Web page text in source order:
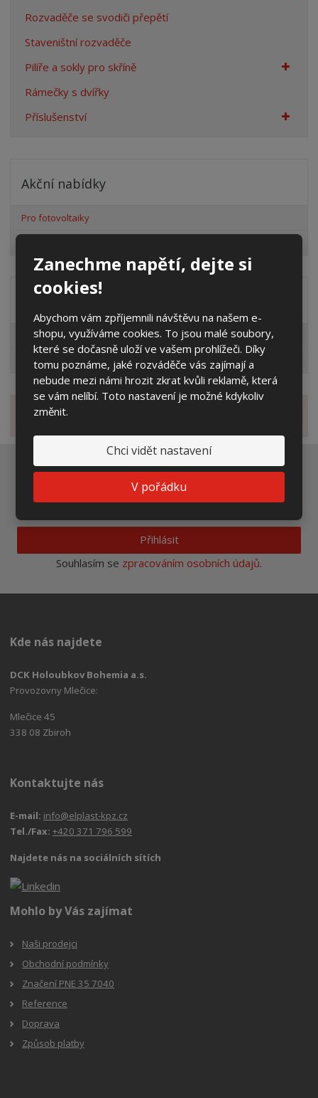
Zanechme napětí, dejte si
cookies!
Abychom vám zpříjemnili návštěvu na našem e-
shopu, využíváme cookies. To jsou malé soubory,
které se dočasně uloží ve vašem prohlížeči. Díky
tomu poznáme, jaké rozváděče vás zajímají a
nebude mezi námi hrozit zkrat kvůli reklamě, která
se vám nelíbí. Toto nastavení je možné kdykoliv
změnit.
Chci vidět nastavení
V pořádku
Rozvaděče se svodiči přepětí
Staveništní rozvaděče
Pilíře a sokly pro skříně
Rámečky s dvířky
Příslušenství
Akční nabídky
Pro fotovoltaiky
EG.D
ČEZ
Novinky
Ať vám nic neunikne
Přihlásit
Souhlasím se zpracováním osobních údajů.
Kde nás najdete
DCK Holoubkov Bohemia a.s.
Provozovny Mlečice:
Mlečice 45
338 08 Zbiroh
Kontaktujte nás
E-mail: info@elplast-kpz.cz
Tel./Fax:+420 371 796 599
Najdete nás na sociálních sítích
Mohlo by Vás zajímat
Naši prodejci
Obchodní podmínky
Značení PNE 35 7040
Reference
Doprava
Způsob platby